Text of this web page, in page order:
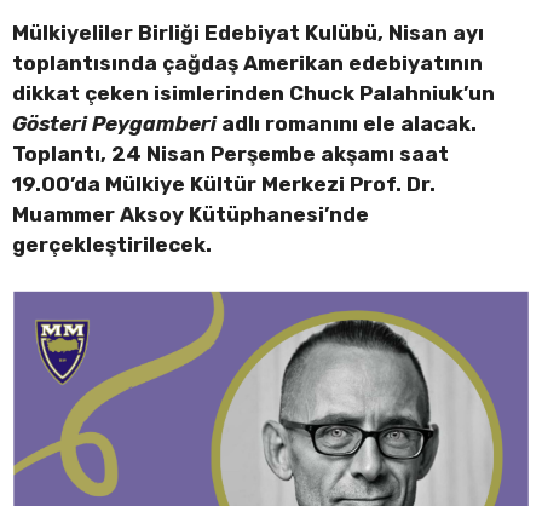
Mülkiyeliler Birliği Edebiyat Kulübü, Nisan ayı
toplantısında çağdaş Amerikan edebiyatının
dikkat çeken isimlerinden Chuck Palahniuk’un
Gösteri Peygamberiadlı romanını ele alacak.
Toplantı, 24 Nisan Perşembe akşamı saat
19.00’da Mülkiye Kültür Merkezi Prof. Dr.
Muammer Aksoy Kütüphanesi’nde
gerçekleştirilecek.